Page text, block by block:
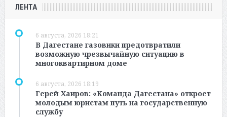
ЛЕНТА
6 августа, 2026 18:21
В Дагестане газовики предотвратили
возможную чрезвычайную ситуацию в
многоквартирном доме
6 августа, 2026 18:19
Герей Хаиров: «Команда Дагестана» откроет
молодым юристам путь на государственную
службу